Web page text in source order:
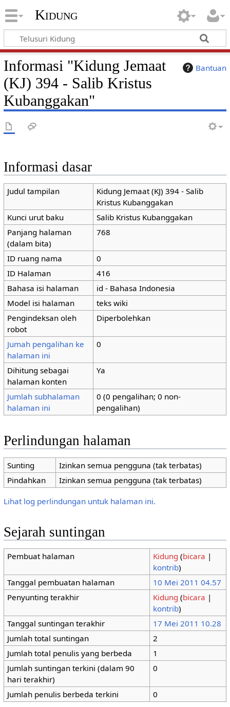
Kidung
Bantuan
Informasi "Kidung Jemaat
(KJ) 394 - Salib Kristus
Kubanggakan"
Informasi dasar
Judul tampilan
Kidung Jemaat (KJ) 394 - Salib
Kristus Kubanggakan
Kunci urut baku
Salib Kristus Kubanggakan
Panjang halaman
(dalam bita)
768
ID ruang nama
0
ID Halaman
416
Bahasa isi halaman
id - Bahasa Indonesia
Model isi halaman
teks wiki
Pengindeksan oleh
robot
Diperbolehkan
Jumah pengalihan ke
halaman ini
0
Dihitung sebagai
halaman konten
Ya
Jumlah subhalaman
halaman ini
0 (0 pengalihan; 0 non-
pengalihan)
Perlindungan halaman
Sunting
Izinkan semua pengguna (tak terbatas)
Pindahkan
Izinkan semua pengguna (tak terbatas)
Lihat log perlindungan untuk halaman ini.
Sejarah suntingan
Pembuat halaman Kidung (bicara |
kontrib)
Tanggal pembuatan halaman
10 Mei 2011 04.57
Penyunting terakhir
Kidung (bicara |
kontrib)
Tanggal suntingan terakhir
17 Mei 2011 10.28
Jumlah total suntingan
2
Jumlah total penulis yang berbeda
1
Jumlah suntingan terkini (dalam 90
hari terakhir)
0
Jumlah penulis berbeda terkini 0